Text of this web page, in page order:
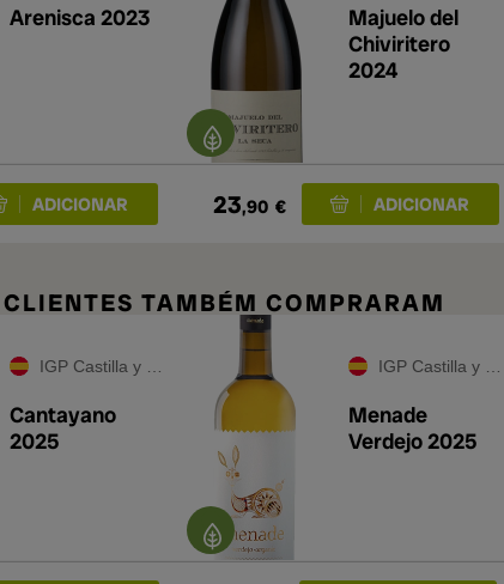
Arenisca 2023
Majuelo del
Chiviritero
2024
23,90 €
TAMBÉM COMPRARAM
IGP Castilla y León
Cantayano
2025
IGP Castilla y León
Menade
Verdejo 2025